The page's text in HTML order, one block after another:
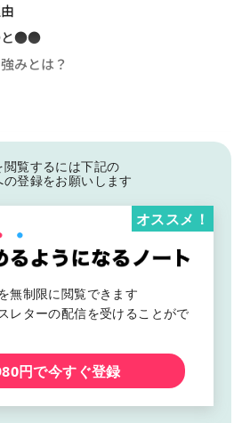
と●●
みとは？
閲覧するには下記の
の登録をお願いします
無制限に閲覧できます
レターの配信を受けることがで
オススメ！
円で今すぐ登録